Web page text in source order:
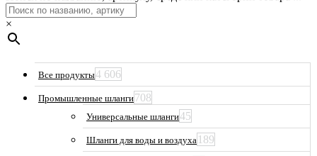
×
Все продукты4 606
Промышленные шланги708
Универсальные шланги45
Шланги для воды и воздуха 189